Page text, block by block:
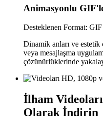
Animasyonlu
Desteklenen Format: GIF
Dinamik anları ve
veya mesajlaşma
çözünürlüklerinde
İlham
Olarak İndirin